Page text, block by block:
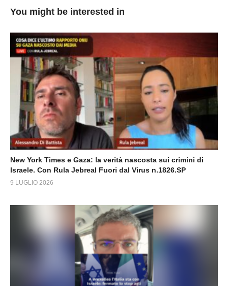
You might be interested in
New York Times e Gaza: la verità nascosta sui crimini di
Israele. Con Rula Jebreal Fuori dal Virus n.1826.SP
9 LUGLIO 2026